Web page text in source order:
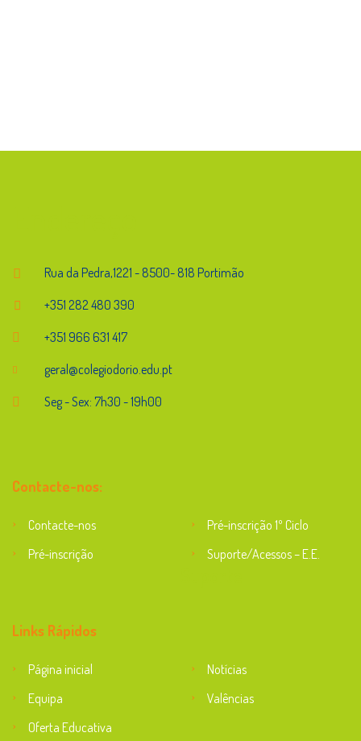
Rua da Pedra,1221 - 8500- 818 Portimão
+351 282 480 390
+351 966 631 417
geral@colegiodorio.edu.pt
Seg - Sex: 7h30 - 19h00
Contacte-nos:
Contacte-nos
Pré-inscrição 1º Ciclo
Pré-inscrição
Suporte/Acessos – E.E.
Links Rápidos
Página inicial
Notícias
Equipa
Valências
Oferta Educativa